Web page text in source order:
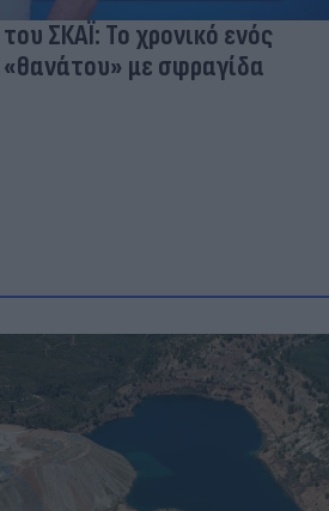
ΣΚΑΪ: Το χρονικό ενός
με σφραγίδα